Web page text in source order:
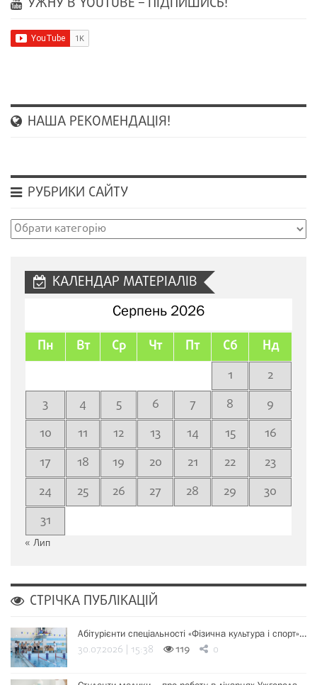
НАША РЕКОМЕНДАЦІЯ!
РУБРИКИ САЙТУ
Рубрики
КАЛЕНДАР МАТЕРІАЛІВ
Серпень 2026
Пн Вт Ср Чт Пт Сб Нд
1
2
3
4 5 6 7 8
9
10
11 12 13 14 15
16
17
18 19 20 21 22
23
24
25 26 27 28 29
30
31
« Лип
СТРІЧКА ПУБЛІКАЦІЙ
Абітурієнти спеціальності «Фізична культура і спорт»…
30.07.2026 | 15:38 119 0